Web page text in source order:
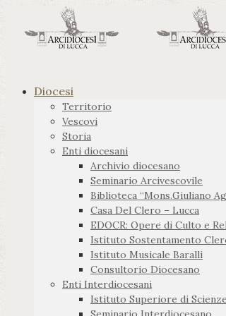
Diocesi
Territorio
Vescovi
Storia
Enti diocesani
Archivio diocesano
Seminario Arcivescovile
Biblioteca “Mons.Giuliano
Casa Del Clero – Lucca
EDOCR: Opere di Culto e
Istituto Sostentamento
Istituto Musicale Baralli
Consultorio Diocesano
Enti Interdiocesani
Istituto Superiore di